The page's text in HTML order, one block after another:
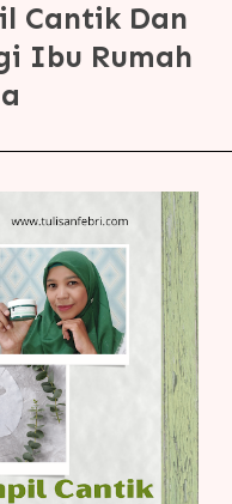
Cantik Dan
Ibu Rumah